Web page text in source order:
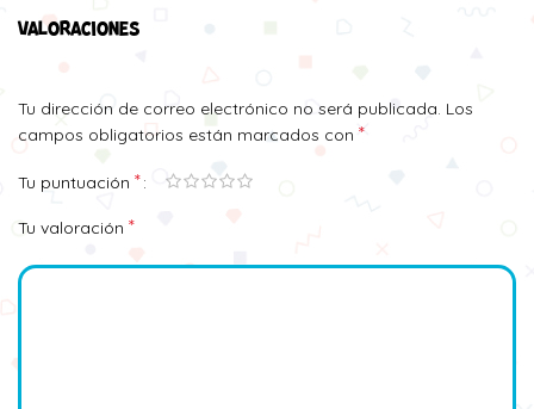
VALORACIONES
Tu dirección de correo electrónico no será publicada. Los
campos obligatorios están marcados con *
Tu puntuación *
Tu valoración *